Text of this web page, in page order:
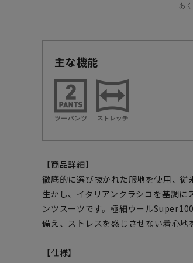
あ
主な機能
【商品詳細】
徹底的に選び抜かれた服地を使用、
生かし、イタリアンクラシコを基調
ンツスーツです。極細ウール
備え、ストレスを感じさせない着心地
【仕様】